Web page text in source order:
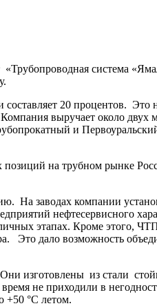
система
20 процентов.
выручает около двух
и
позиций на трубном рынке
заводах компании
нефтесервисного
этапах. Кроме этого,
Это дало возможность
изготовлены из стали
не приходили в
+50 °С летом.